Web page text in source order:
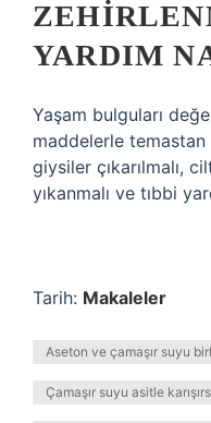
YARDIM
Yaşam bulguları
maddelerle temastan
giysiler çıkarılmalı,
yıkanmalı ve tıbbi
Tarih: Makaleler
Aseton ve çamaşır suyu
Çamaşır suyu asitle